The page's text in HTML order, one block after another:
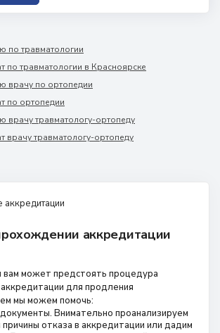
по травматологии
по травматологии в Красноярске
врачу по ортопедии
по ортопедии
врачу травматологу-ортопеду
врачу травматологу-ортопеду
аккредитации
вам может предстоять процедура
для продления
мы можем помочь:
Внимательно проанализируем
причины отказа в аккредитации или дадим